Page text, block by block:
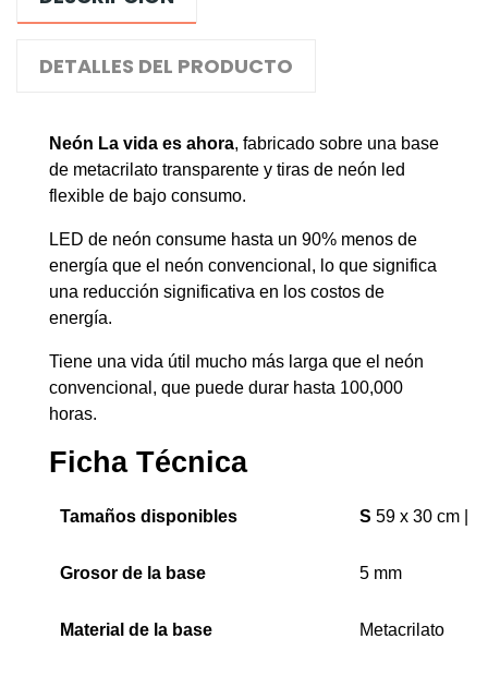
DETALLES DEL PRODUCTO
Neón La vida es ahora, fabricado sobre una base
de metacrilato transparente y tiras de neón led
flexible de bajo consumo.
LED de neón consume hasta un 90% menos de
energía que el neón convencional, lo que significa
una reducción significativa en los costos de
energía.
Tiene una vida útil mucho más larga que el neón
convencional, que puede durar hasta 100,000
horas.
Ficha Técnica
Tamaños disponibles S 59 x 30 cm |
Grosor de la base 5 mm
Material de la base Metacrilato